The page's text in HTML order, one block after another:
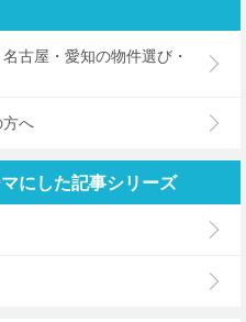
古屋・愛知の物件選び・
方へ
にした記事シリーズ